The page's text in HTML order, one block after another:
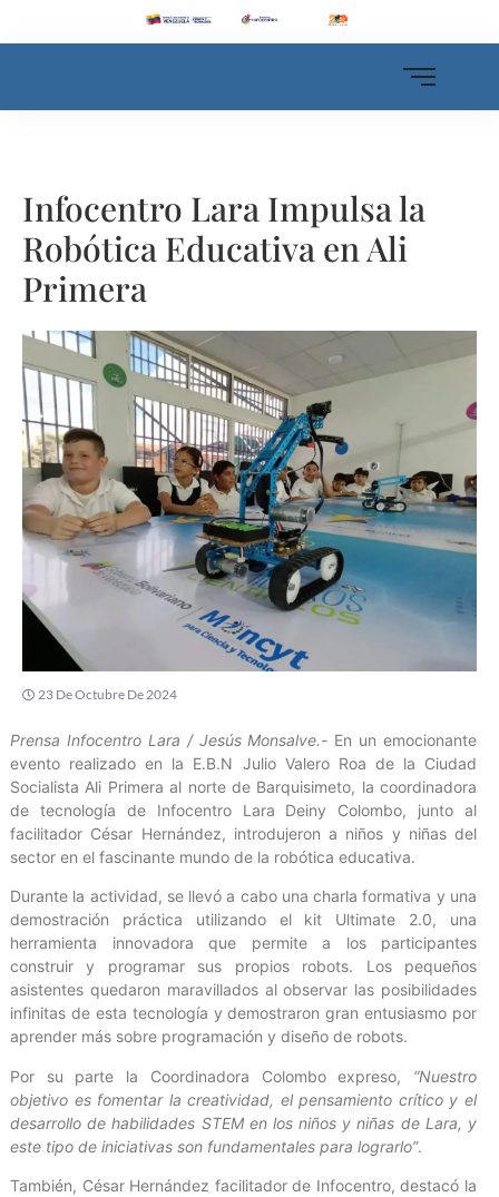
Infocentro Lara Impulsa la
Robótica Educativa en Ali
Primera
23 De Octubre De 2024
Prensa Infocentro Lara / Jesús Monsalve.- En un emocionante
evento realizado en la E.B.N Julio Valero Roa de la Ciudad
Socialista Ali Primera al norte de Barquisimeto, la coordinadora
de tecnología de Infocentro Lara Deiny Colombo, junto al
facilitador César Hernández, introdujeron a niños y niñas del
sector en el fascinante mundo de la robótica educativa.
Durante la actividad, se llevó a cabo una charla formativa y una
demostración práctica utilizando el kit Ultimate 2.0, una
herramienta innovadora que permite a los participantes
construir y programar sus propios robots. Los pequeños
asistentes quedaron maravillados al observar las posibilidades
infinitas de esta tecnología y demostraron gran entusiasmo por
aprender más sobre programación y diseño de robots.
Por su parte la Coordinadora Colombo expreso, “Nuestro
objetivo es fomentar la creatividad, el pensamiento crítico y el
desarrollo de habilidades STEM en los niños y niñas de Lara, y
este tipo de iniciativas son fundamentales para lograrlo”.
También, César Hernández facilitador de Infocentro, destacó la